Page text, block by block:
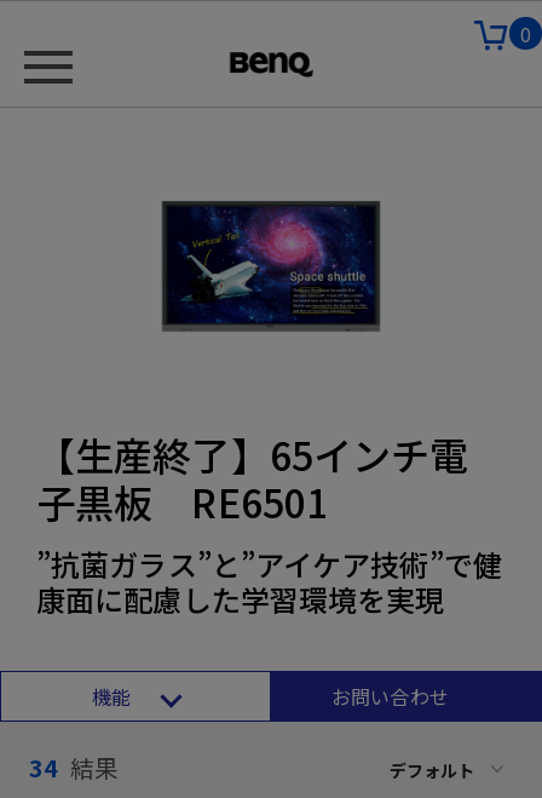
0
【生産終了】65インチ電
子黒板 RE6501
”抗菌ガラス”と”アイケア技術”で健
康面に配慮した学習環境を実現
機能 お問い合わせ
34 結果 デフォルト